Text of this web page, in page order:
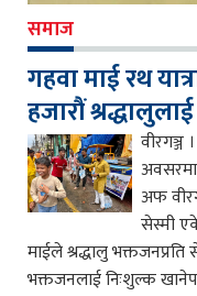
समाज
गहवा माई रथ
हजारौं
वीरगञ्ज
अफ
सेस्मी
माईले श्रद्धालु
भक्तजनलाई निःशुल्क